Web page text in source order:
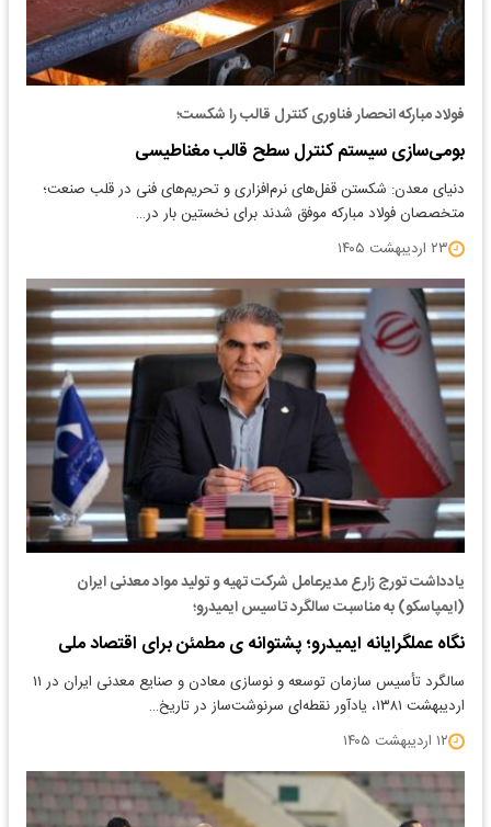
فولاد مبارکه انحصار فناوری کنترل قالب را شکست؛
بومی‌سازی سیستم کنترل سطح قالب مغناطیسی
دنیای معدن: شکستن قفل‌های نرم‌افزاری و تحریم‌های فنی در قلب صنعت؛
متخصصان فولاد مبارکه موفق شدند برای نخستین بار در…
۲۳ اردیبهشت ۱۴۰۵
یادداشت تورج زارع مدیرعامل شرکت تهیه و تولید مواد معدنی ایران
(ایمپاسکو) به مناسبت سالگرد تاسیس ایمیدرو؛
نگاه عملگرایانه ایمیدرو؛ پشتوانه ی مطمئن برای اقتصاد ملی
سالگرد تأسیس سازمان توسعه و نوسازی معادن و صنایع معدنی ایران در ۱۱
اردیبهشت ۱۳۸۱، یادآور نقطه‌ای سرنوشت‌ساز در تاریخ…
۱۲ اردیبهشت ۱۴۰۵